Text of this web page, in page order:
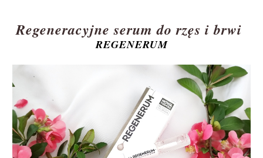
Regeneracyjne serum do rzęs i brwi
REGENERUM